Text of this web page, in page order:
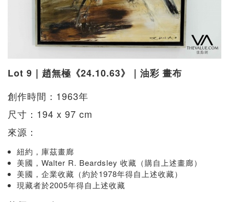
Lot 9｜趙無極《24.10.63》｜油彩 畫布
創作時間：1963年
尺寸：194 x 97 cm
來源：
紐約，庫茲畫廊
美國，Walter R. Beardsley 收藏（購自上述畫廊）
美國，企業收藏（約於1978年得自上述收藏）
現藏者於2005年得自上述收藏